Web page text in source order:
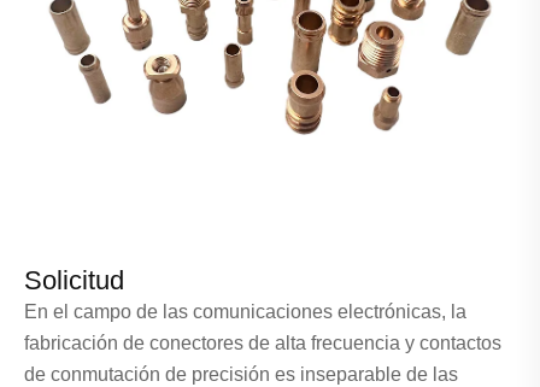
Solicitud
En el campo de las comunicaciones electrónicas, la
fabricación de conectores de alta frecuencia y contactos
de conmutación de precisión es inseparable de las